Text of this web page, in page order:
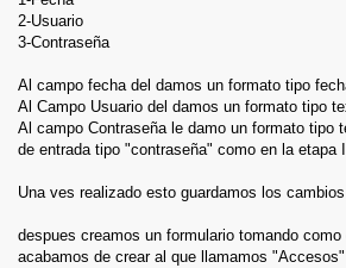
2-Usuario
3-Contraseña
Al campo fecha del damos un formato tipo
Al Campo Usuario del damos un formato tipo
Al campo Contraseña le damo un formato tipo
de entrada tipo "contraseña" como en la etapa I
Una ves realizado esto guardamos los
despues creamos un formulario tomando
acabamos de crear al que llamamos "Accesos"